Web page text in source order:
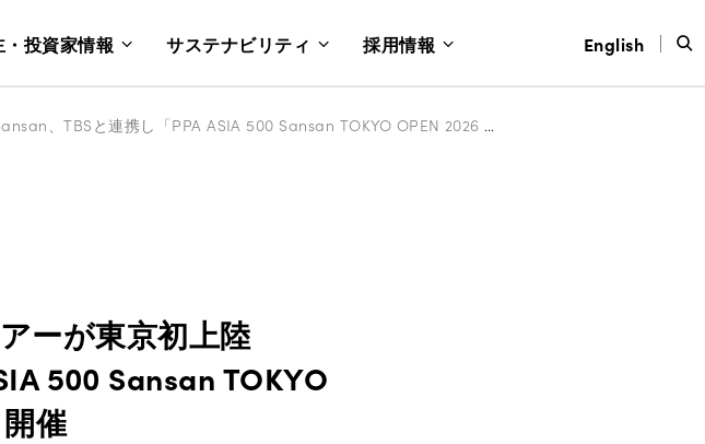
・投資家情報 サステナビリティ 採用情報 English
世界最大級のピックルボールツアーが東京初上陸Sansan、TBSと連携し「PPA ASIA 500 Sansan TOKYO OPEN 2026 Produced by TBS」開催
ーが東京初上陸
500 Sansan TOKYO
催